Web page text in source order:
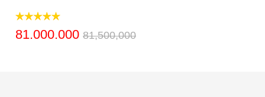
81.000.000 81,500,000